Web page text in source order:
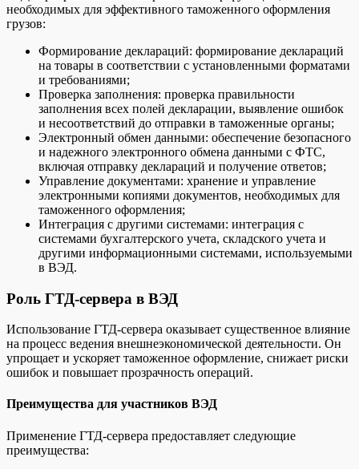
необходимых для эффективного таможенного оформления
грузов:
Формирование деклараций: формирование деклараций
на товары в соответствии с установленными форматами
и требованиями;
Проверка заполнения: проверка правильности
заполнения всех полей декларации, выявление ошибок
и несоответствий до отправки в таможенные органы;
Электронный обмен данными: обеспечение безопасного
и надежного электронного обмена данными с ФТС,
включая отправку деклараций и получение ответов;
Управление документами: хранение и управление
электронными копиями документов, необходимых для
таможенного оформления;
Интеграция с другими системами: интеграция с
системами бухгалтерского учета, складского учета и
другими информационными системами, используемыми
в ВЭД.
Роль ГТД-сервера в ВЭД
Использование ГТД-сервера оказывает существенное влияние
на процесс ведения внешнеэкономической деятельности. Он
упрощает и ускоряет таможенное оформление, снижает риски
ошибок и повышает прозрачность операций.
Преимущества для участников ВЭД
Применение ГТД-сервера предоставляет следующие
преимущества: